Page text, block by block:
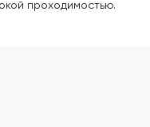
проходимостью.